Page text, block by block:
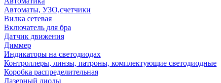
Автоматы, УЗО,счетчики
Вилка сетевая
Включатель для бра
Датчик движения
Диммер
Индикаторы на светодиодах
Контроллеры, линзы, патроны, комплектующие светодиодные
Коробка распределительная
Лазерный диоды